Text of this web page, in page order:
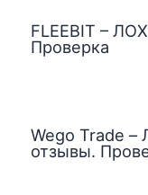
FLEEBIT –
Проверка
Wego Trade
отзывы.